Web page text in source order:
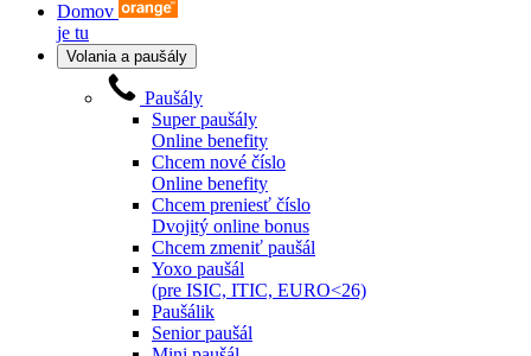
Domov
je tu
Volania a paušály
Paušály
Super paušály
Online benefity
Chcem nové číslo
Online benefity
Chcem preniesť číslo
Dvojitý online bonus
Chcem zmeniť paušál
Yoxo paušál
(pre ISIC, ITIC, EURO<26)
Paušálik
Senior paušál